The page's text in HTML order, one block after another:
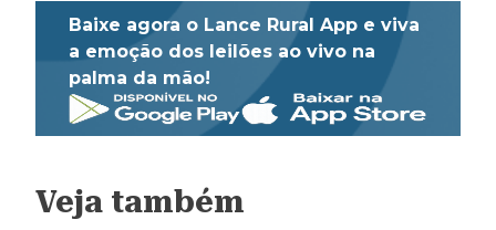
Baixe agora o Lance Rural App e viva
a emoção dos leilões ao vivo na
palma da mão!
Veja também